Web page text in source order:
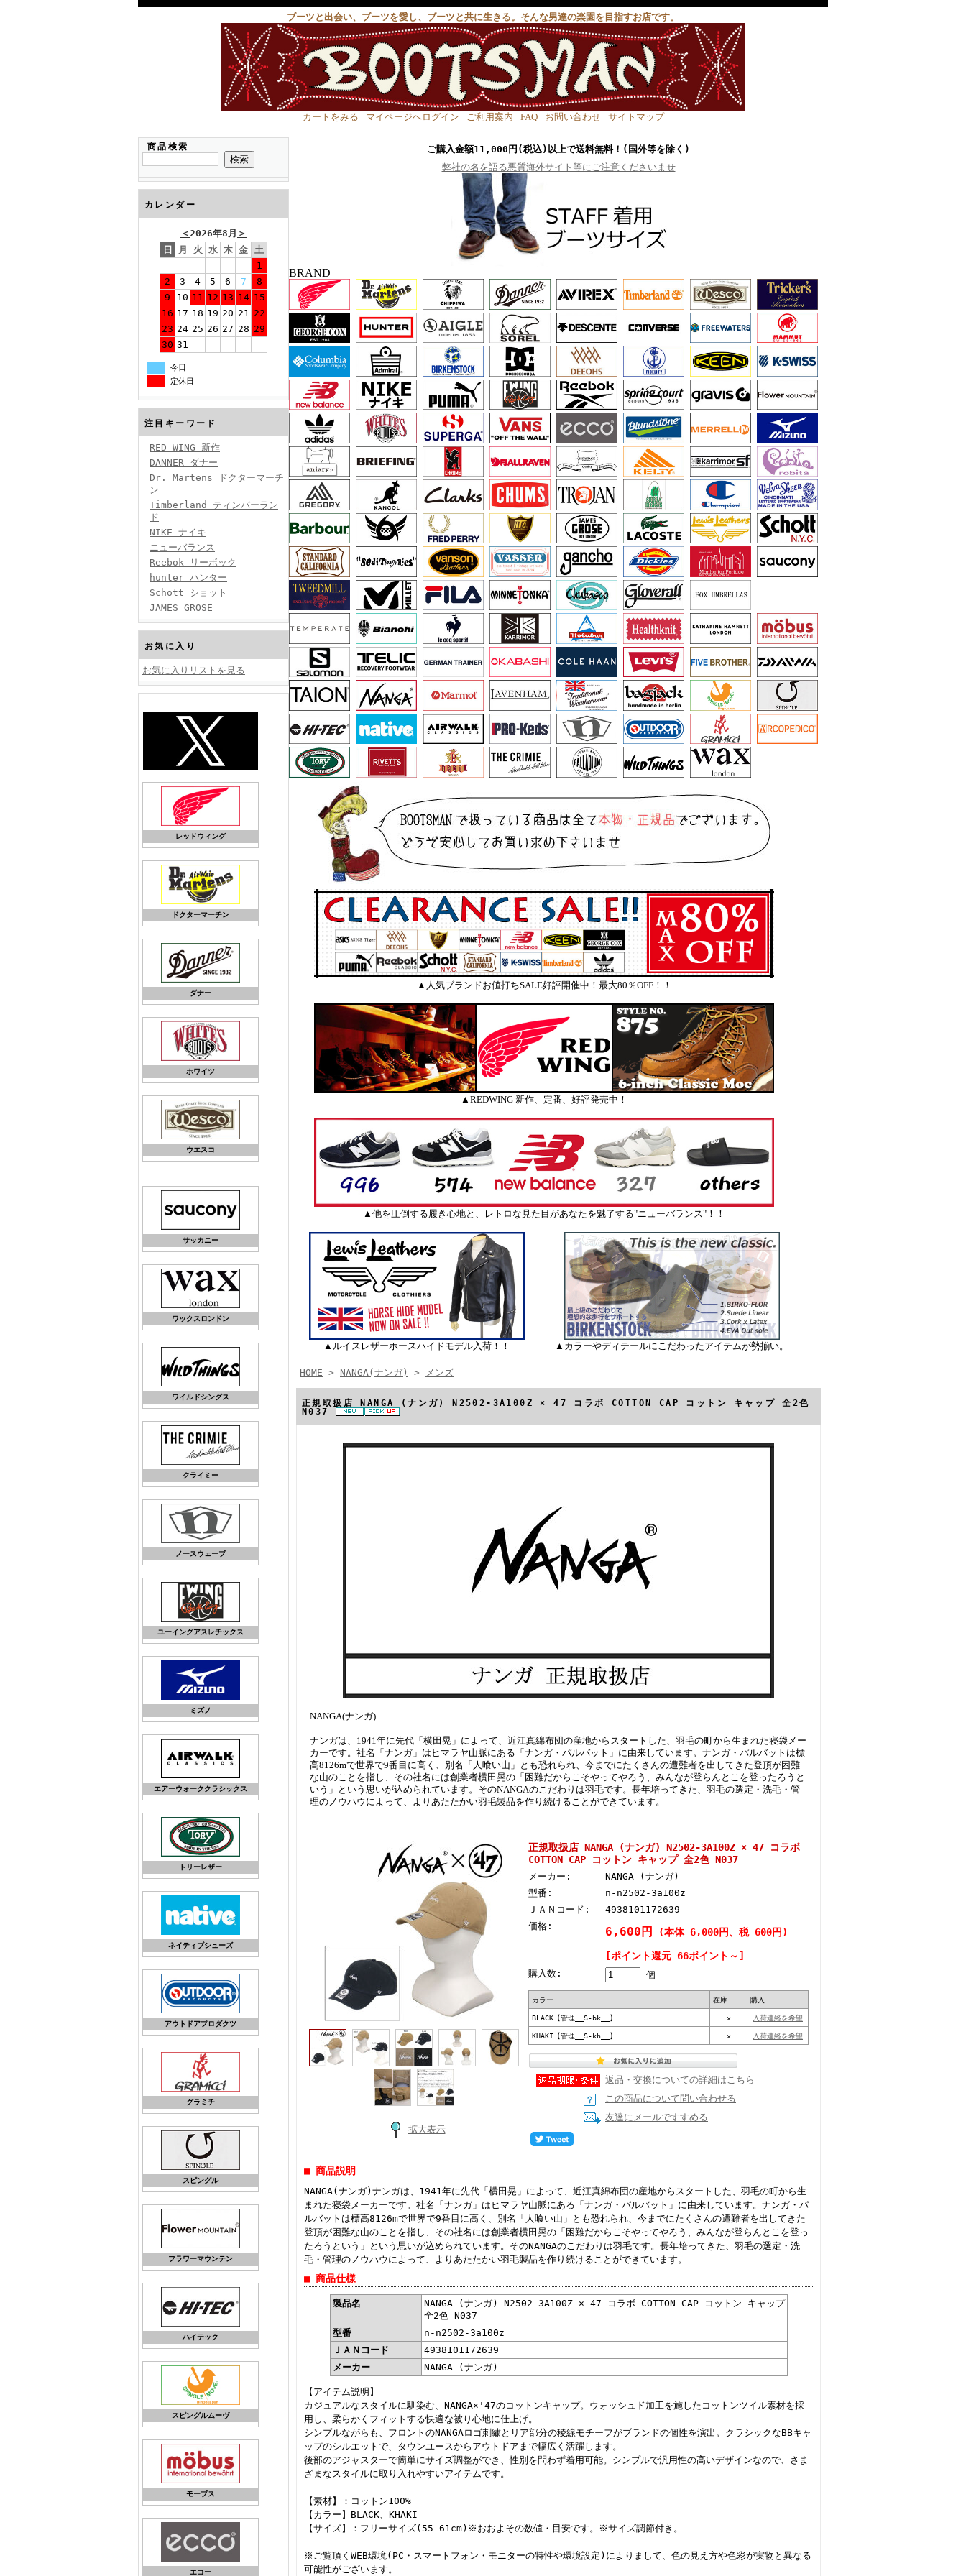
ブーツと出会い、ブーツを愛し、ブーツと共に生きる。そんな男達の楽園を目指すお店です。
カートをみる マイページへログイン ご利用案内 FAQ お問い合わせ サイトマップ
商品検索
カレンダー
＜2026年8月 ＞
日
月 火 水 木 金 土
1
2
3 4 5 6 7
8
9
10 11 12 13 14 15
16 17 18 19 20 21 22
23 24 25 26 27 28 29
30 31
今日
定休日
注目キーワード
RED WING 新作
DANNER ダナー
Dr. Martens ドクターマーチ
ン
Timberland ティンバーラン
ド
NIKE ナイキ
ニューバランス
Reebok リーボック
hunter ハンター
Schott ショット
JAMES GROSE
お気に入り
お気に入りリストを見る
レッドウィング
ドクターマーチン
ダナー
ホワイツ
ウエスコ
サッカニー
ワックスロンドン
ワイルドシングス
クライミー
ノースウェーブ
ユーイングアスレチックス
ミズノ
エアーウォーククラシックス
トリーレザー
ネイティブシューズ
アウトドアプロダクツ
グラミチ
スピングル
フラワーマウンテン
ハイテック
スピングルムーヴ
モーブス
エコー
ご購入金額11,000円(税込)以上で送料無料！(国外等を除く)
弊社の名を語る悪質海外サイト等にご注意くださいませ
BRAND
▲人気ブランドお値打ちSALE好評開催中！最大80％OFF！！
▲REDWING 新作、定番、好評発売中！
▲他を圧倒する履き心地と、レトロな見た目があなたを魅了する"ニューバランス"！！
▲ルイスレザーホースハイドモデル入荷！！ ▲カラーやディテールにこだわったアイテムが勢揃い。
HOME > NANGA(ナンガ) > メンズ
正規取扱店 NANGA (ナンガ) N2502-3A100Z × 47 コラボ COTTON CAP コットン キャップ 全2色
N037
NANGA(ナンガ)
ナンガは、1941年に先代「横田晃」によって、近江真綿布団の産地からスタートした、羽毛の町から生まれた寝袋メー
カーです。社名「ナンガ」はヒマラヤ山脈にある「ナンガ・パルバット」に由来しています。ナンガ・パルバットは標
高8126mで世界で9番目に高く、別名「人喰い山」とも恐れられ、今までにたくさんの遭難者を出してきた登頂が困難
な山のことを指し、その社名には創業者横田晃の「困難だからこそやってやろう、みんなが登らんとこを登ったろうと
いう」という思いが込められています。そのNANGAのこだわりは羽毛です。長年培ってきた、羽毛の選定・洗毛・管
理のノウハウによって、よりあたたかい羽毛製品を作り続けることができています。
拡大表示
正規取扱店 NANGA (ナンガ) N2502-3A100Z × 47 コラボ
COTTON CAP コットン キャップ 全2色 N037
メーカー:
NANGA (ナンガ)
型番:
n-n2502-3a100z
ＪＡＮコード:
4938101172639
価格:
6,600円 (本体 6,000円、税 600円)
[ポイント還元 66ポイント～]
購入数: 個
カラー 在庫 購入
BLACK【管理__S-bk__】 × 入荷連絡を希望
KHAKI【管理__S-kh__】 × 入荷連絡を希望
返品・交換についての詳細はこちら
この商品について問い合わせる
友達にメールですすめる
■ 商品説明
NANGA(ナンガ)ナンガは、1941年に先代「横田晃」によって、近江真綿布団の産地からスタートした、羽毛の町から生
まれた寝袋メーカーです。社名「ナンガ」はヒマラヤ山脈にある「ナンガ・パルバット」に由来しています。ナンガ・パ
ルバットは標高8126mで世界で9番目に高く、別名「人喰い山」とも恐れられ、今までにたくさんの遭難者を出してきた
登頂が困難な山のことを指し、その社名には創業者横田晃の「困難だからこそやってやろう、みんなが登らんとこを登っ
たろうという」という思いが込められています。そのNANGAのこだわりは羽毛です。長年培ってきた、羽毛の選定・洗
毛・管理のノウハウによって、よりあたたかい羽毛製品を作り続けることができています。
■ 商品仕様
製品名
NANGA (ナンガ) N2502-3A100Z × 47 コラボ COTTON CAP コットン キャップ
全2色 N037
型番
n-n2502-3a100z
ＪＡＮコード
4938101172639
メーカー
NANGA (ナンガ)
【アイテム説明】
カジュアルなスタイルに馴染む、NANGA×'47のコットンキャップ。ウォッシュド加工を施したコットンツイル素材を採
用し、柔らかくフィットする快適な被り心地に仕上げ。
シンプルながらも、フロントのNANGAロゴ刺繍とリア部分の稜線モチーフがブランドの個性を演出。クラシックなBBキャ
ップのシルエットで、タウンユースからアウトドアまで幅広く活躍します。
後部のアジャスターで簡単にサイズ調整ができ、性別を問わず着用可能。シンプルで汎用性の高いデザインなので、さま
ざまなスタイルに取り入れやすいアイテムです。
【素材】：コットン100%
【カラー】BLACK、KHAKI
【サイズ】：フリーサイズ(55-61cm)※おおよその数値・目安です。※サイズ調節付き。
※ご覧頂くWEB環境(PC・スマートフォン・モニターの特性や環境設定)によりまして、色の見え方や色彩が実物と異なる
可能性がございます。